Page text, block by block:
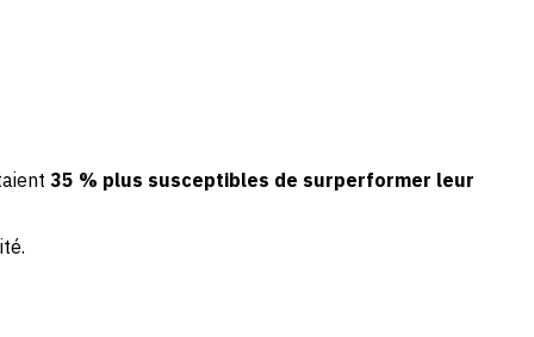
35 % plus susceptibles de surperformer leur